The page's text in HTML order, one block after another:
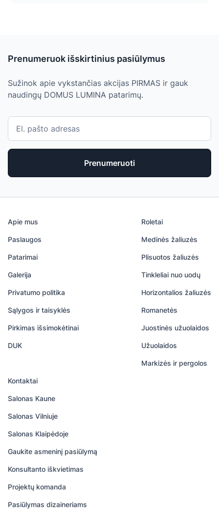
Prenumeruok išskirtinius pasiūlymus
Sužinok apie vykstančias akcijas PIRMAS ir gauk
naudingų DOMUS LUMINA patarimų.
Prenumeruoti
Apie mus
Paslaugos
Patarimai
Galerija
Privatumo politika
Sąlygos ir taisyklės
Pirkimas išsimokėtinai
DUK
Roletai
Medinės žaliuzės
Plisuotos žaliuzės
Tinkleliai nuo uodų
Horizontalios žaliuzės
Romanetės
Juostinės užuolaidos
Užuolaidos
Markizės ir pergolos
Kontaktai
Salonas Kaune
Salonas Vilniuje
Salonas Klaipėdoje
Gaukite asmeninį pasiūlymą
Konsultanto iškvietimas
Projektų komanda
Pasiūlymas dizaineriams